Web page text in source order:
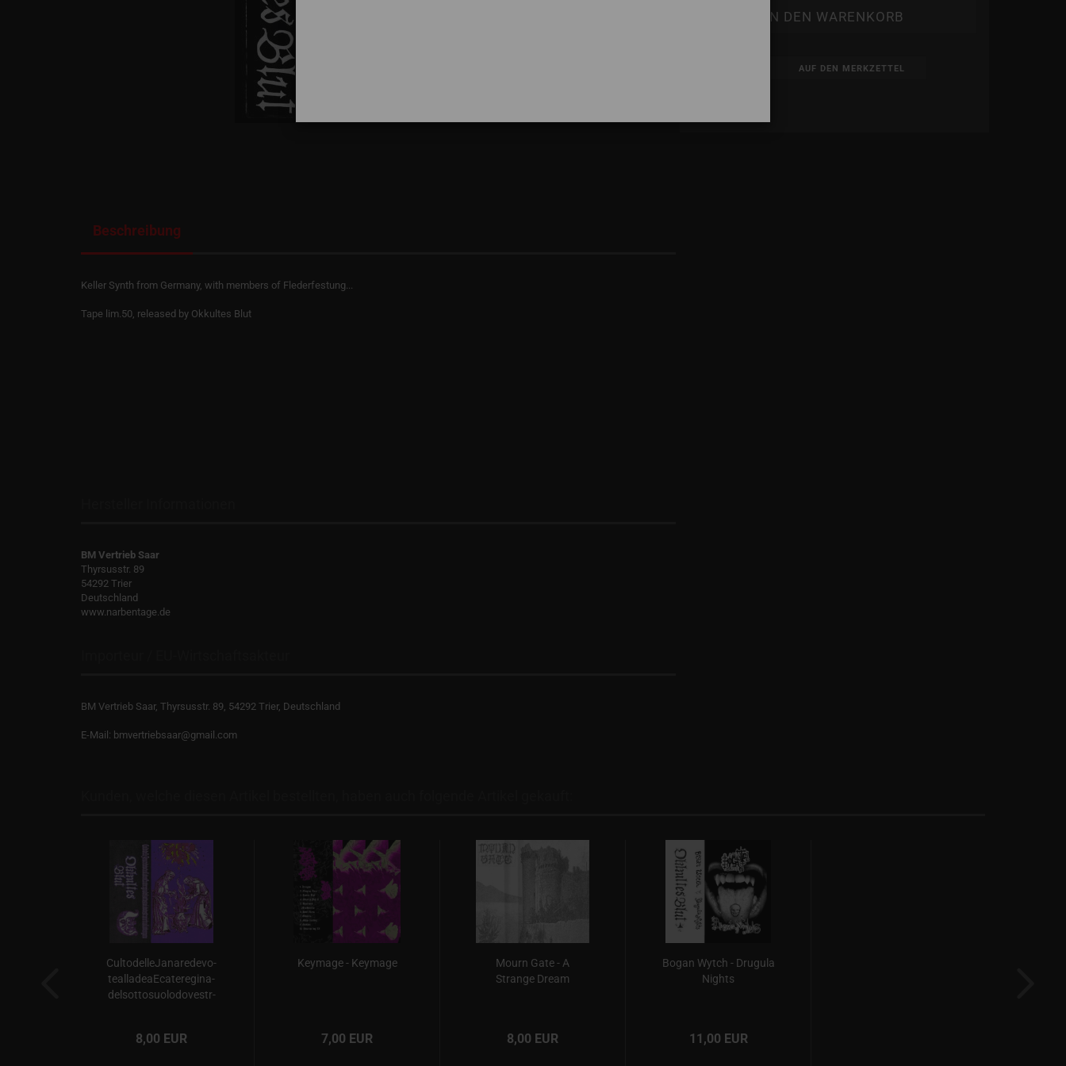
AUF DEN MERKZETTEL
Beschreibung
Keller Synth from Germany, with members of Flederfestung...
Tape lim.50, released by Okkultes Blut
BM Vertrieb Saar
Thyrsusstr. 89
54292 Trier
Deutschland
www.narbentage.de
BM Vertrieb Saar, Thyrsusstr. 89, 54292 Trier, Deutschland
E-Mail: bmvertriebsaar@gmail.com
CultodelleJanaredevo­
tealladeaEcateregina­
delsottosuolodovestr­
8,00 EUR
Keymage - Keymage
7,00 EUR
Mourn Gate - A
Strange Dream
8,00 EUR
Bogan Wytch - Drugula
Nights
11,00 EUR